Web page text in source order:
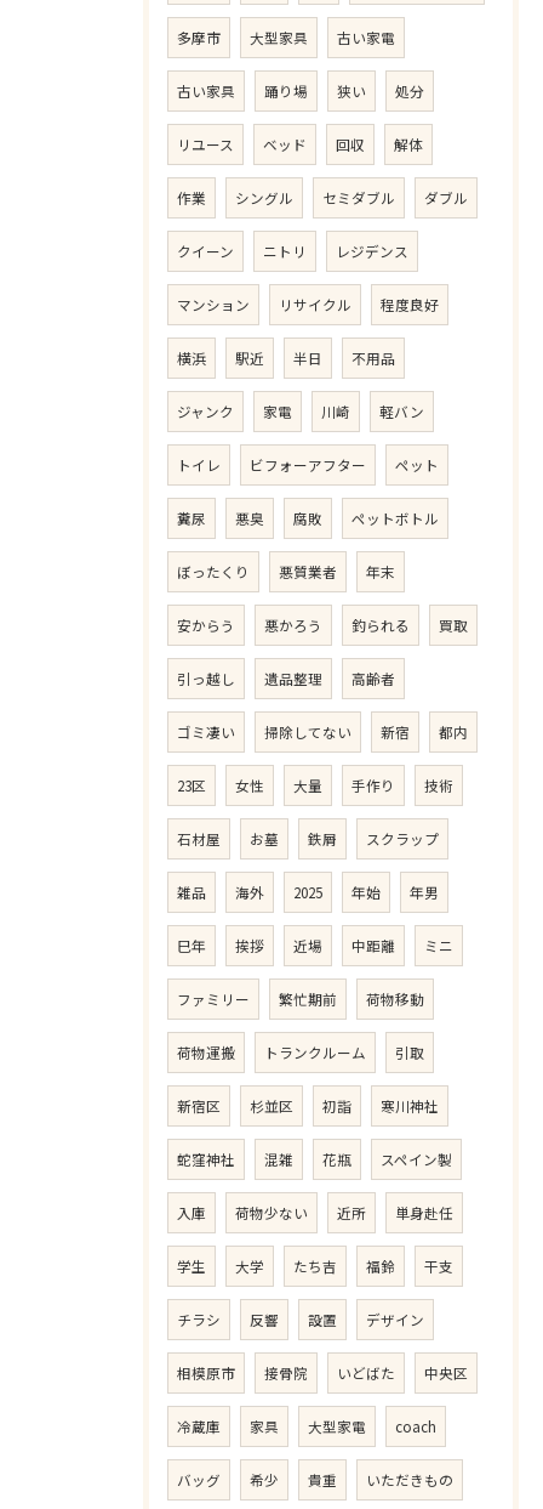
多摩市 大型家具 古い家電
古い家具 踊り場 狭い 処分
リユース ベッド 回収 解体
作業 シングル セミダブル ダブル
クイーン ニトリ レジデンス
マンション リサイクル 程度良好
横浜 駅近 半日 不用品
ジャンク 家電 川崎 軽バン
トイレ ビフォーアフター ペット
糞尿 悪臭 腐敗 ペットボトル
ぼったくり 悪質業者 年末
安からう 悪かろう 釣られる 買取
引っ越し 遺品整理 高齢者
ゴミ凄い 掃除してない 新宿 都内
23区 女性 大量 手作り 技術
石材屋 お墓 鉄屑 スクラップ
雑品 海外 2025 年始 年男
巳年 挨拶 近場 中距離 ミニ
ファミリー 繁忙期前 荷物移動
荷物運搬 トランクルーム 引取
新宿区 杉並区 初詣 寒川神社
蛇窪神社 混雑 花瓶 スペイン製
入庫 荷物少ない 近所 単身赴任
学生 大学 たち吉 福鈴 干支
チラシ 反響 設置 デザイン
相模原市 接骨院 いどばた 中央区
冷蔵庫 家具 大型家電 coach
バッグ 希少 貴重 いただきもの